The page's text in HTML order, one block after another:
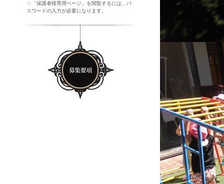
※ 「保護者様専用ページ」を閲覧するには、パ
スワードの入力が必要になります。